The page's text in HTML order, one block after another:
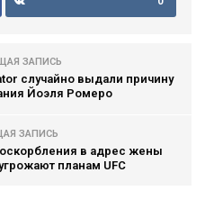
ЗАПИСЬ
случайно выдали причину
Йоэля Ромеро
ЗАПИСЬ
в адрес жены
планам UFC